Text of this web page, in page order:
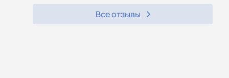
Все отзывы